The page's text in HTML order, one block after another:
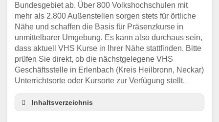
Bundesgebiet ab. Über 800 Volkshochschulen mit
mehr als 2.800 Außenstellen sorgen stets für örtliche
Nähe und schaffen die Basis für Präsenzkurse in
unmittelbarer Umgebung. Es kann also durchaus sein,
dass aktuell VHS Kurse in Ihrer Nähe stattfinden. Bitte
prüfen Sie direkt, ob die nächstgelegene VHS
Geschäftsstelle in Erlenbach (Kreis Heilbronn, Neckar)
Unterrichtsorte oder Kursorte zur Verfügung stellt.
Inhaltsverzeichnis